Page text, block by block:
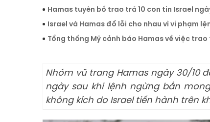
Hamas tuyên bố trao trả 10 con tin Israel
Israel và Hamas đổ lỗi cho nhau vì vi phạm
Tổng thống Mỹ cảnh báo Hamas về việc
Nhóm vũ trang Hamas ngày 30/10
ngày sau khi lệnh ngừng bắn
không kích do Israel tiến hành trên